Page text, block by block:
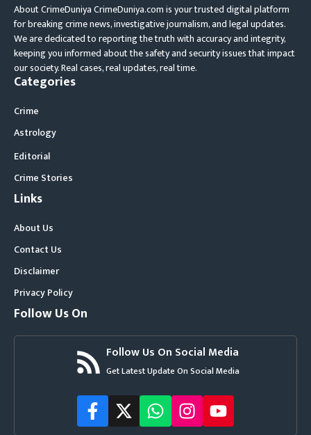
About CrimeDuniya CrimeDuniya.com is your trusted digital platform
for breaking crime news, investigative journalism, and legal updates.
We are dedicated to reporting the truth with accuracy and integrity,
keeping you informed about the safety and security issues that impact
our society. Real cases, real updates, real time.
Categories
Crime
Astrology
Editorial
Crime Stories
Links
About Us
Contact Us
Disclaimer
Privacy Policy
Follow Us On
Follow Us On Social Media
Get Latest Update On Social Media